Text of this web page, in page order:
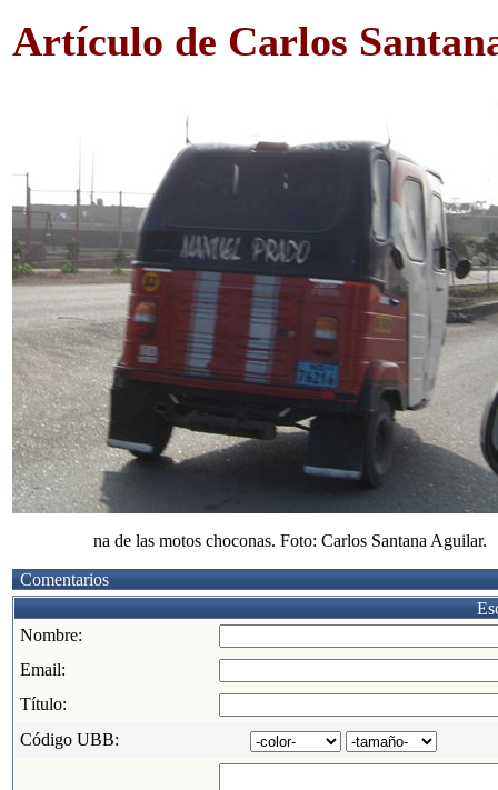
Artículo de Carlos
na de las motos choconas. Foto: Carlos Santana Aguilar.
Comentarios
Nombre:
Email:
Título:
Código UBB: